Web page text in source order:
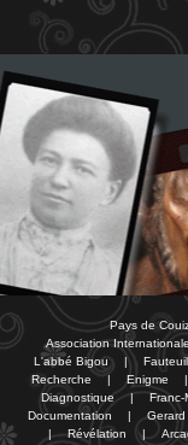
Pays de
Association
L'abbé Bigou
|
Recherche
| Enigme |
Diagnostique
| Franc-
Documentation
| Gerard
|
Révélation |